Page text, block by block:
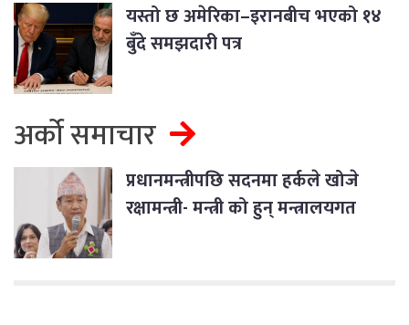
यस्तो छ अमेरिका–इरानबीच भएको १४
बुँदे समझदारी पत्र
अर्को समाचार
प्रधानमन्त्रीपछि सदनमा हर्कले खोजे
रक्षामन्त्री- मन्त्री को हुन् मन्त्रालयगत